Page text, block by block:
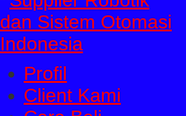
Profil
Client Kami